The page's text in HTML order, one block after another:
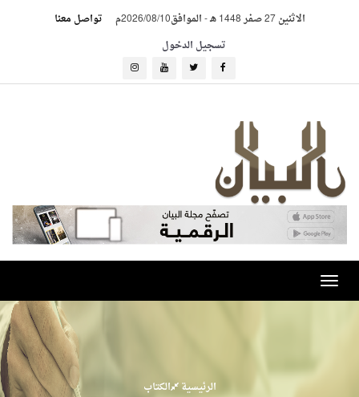
الاثنين 27 صفر 1448 هـ -الموافق2026/08/10م
تواصل معنا
تسجيل الدخول
Toggle
navigation
الرئيسية الكتاب